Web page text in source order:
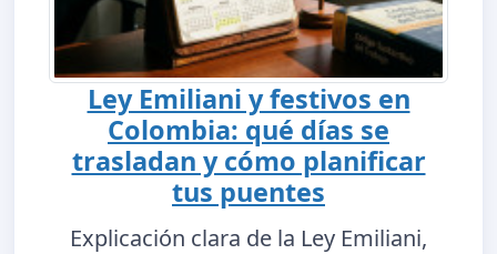
Ley Emiliani y festivos en
Colombia: qué días se
trasladan y cómo planificar
tus puentes
Explicación clara de la Ley Emiliani,